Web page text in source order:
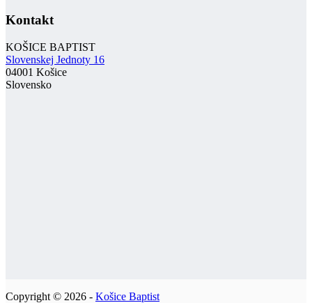
Kontakt
KOŠICE BAPTIST
Slovenskej Jednoty 16
04001 Košice
Slovensko
Copyright © 2026 - Košice Baptist